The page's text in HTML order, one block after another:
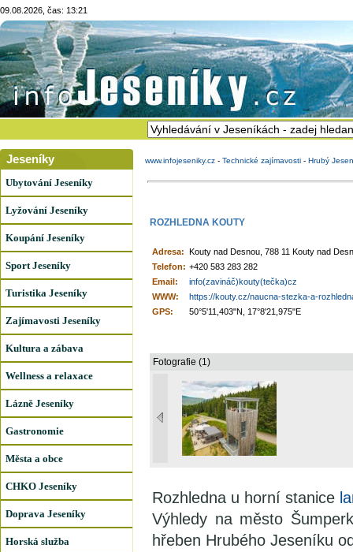
09.08.2026, čas: 13:21
Jeseníky
Ubytování Jeseníky
Lyžování Jeseníky
Koupání Jeseníky
Sport Jeseníky
Turistika Jeseníky
Zajímavosti Jeseníky
Kultura a zábava
Wellness a relaxace
Lázně Jeseníky
Gastronomie
Města a obce
CHKO Jeseníky
Doprava Jeseníky
Horská služba
www.infojeseniky.cz - Technické zajímavosti - Hrubý
ROZHLEDNA KOUTY
Adresa: Kouty nad Desnou, 788 11 Kouty nad
Telefon: +420 583 283 282
Email:
info(zavináč)kouty(tečka)cz
WWW:
https://kouty.cz/naucna-stezka-a-
GPS:
50°5'11,403"N, 17°8'21,975"E
Fotografie (1)
Rozhledna u horní stanice
Výhledy na město
hřeben Hrubého Jeseníku